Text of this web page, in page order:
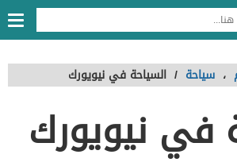
، سياحة / السياحة في نيويورك
في نيويورك